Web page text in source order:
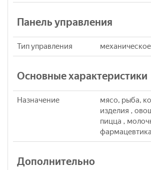
Панель управления
Тип управления механическое
Основные характеристики
Назначение
мясо, рыба,
изделия ,
пицца ,
фармацевтика
Дополнительно